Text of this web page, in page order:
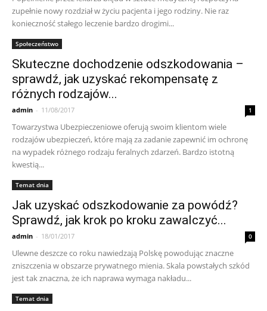
zupełnie nowy rozdział w życiu pacjenta i jego rodziny. Nie raz
konieczność stałego leczenie bardzo drogimi...
Społeczeństwo
Skuteczne dochodzenie odszkodowania –
sprawdź, jak uzyskać rekompensatę z
różnych rodzajów...
admin - 11/08/2017 1
Towarzystwa Ubezpieczeniowe oferują swoim klientom wiele
rodzajów ubezpieczeń, które mają za zadanie zapewnić im ochronę
na wypadek różnego rodzaju feralnych zdarzeń. Bardzo istotną
kwestią...
Temat dnia
Jak uzyskać odszkodowanie za powódź?
Sprawdź, jak krok po kroku zawalczyć...
admin - 18/01/2017 0
Ulewne deszcze co roku nawiedzają Polskę powodując znaczne
zniszczenia w obszarze prywatnego mienia. Skala powstałych szkód
jest tak znaczna, że ich naprawa wymaga nakładu...
Temat dnia